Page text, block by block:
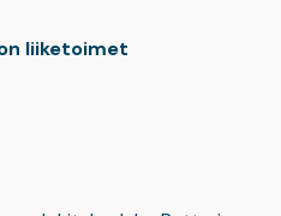
liiketoimet